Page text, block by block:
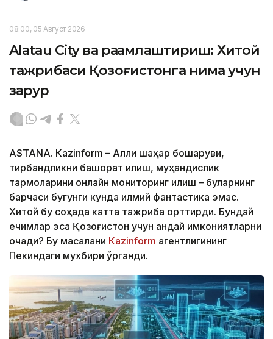
08:00, 05 Август 2026
Alatau City ва рақамлаштириш: Хитой
тажрибаси Қозоғистонга нима учун
зарур
ASTANА. Кazinform – Ақлли шаҳар бошқаруви,
тирбандликни башорат қилиш, муҳандислик
тармоқларини онлайн мониторинг қилиш – буларнинг
барчаси бугунги кунда илмий фантастика эмас.
Хитой бу соҳада катта тажриба орттирди. Бундай
ечимлар эса Қозоғистон учун қандай имкониятларни
очади? Бу масалани Кazinform агентлигининг
Пекиндаги мухбири ўрганди.